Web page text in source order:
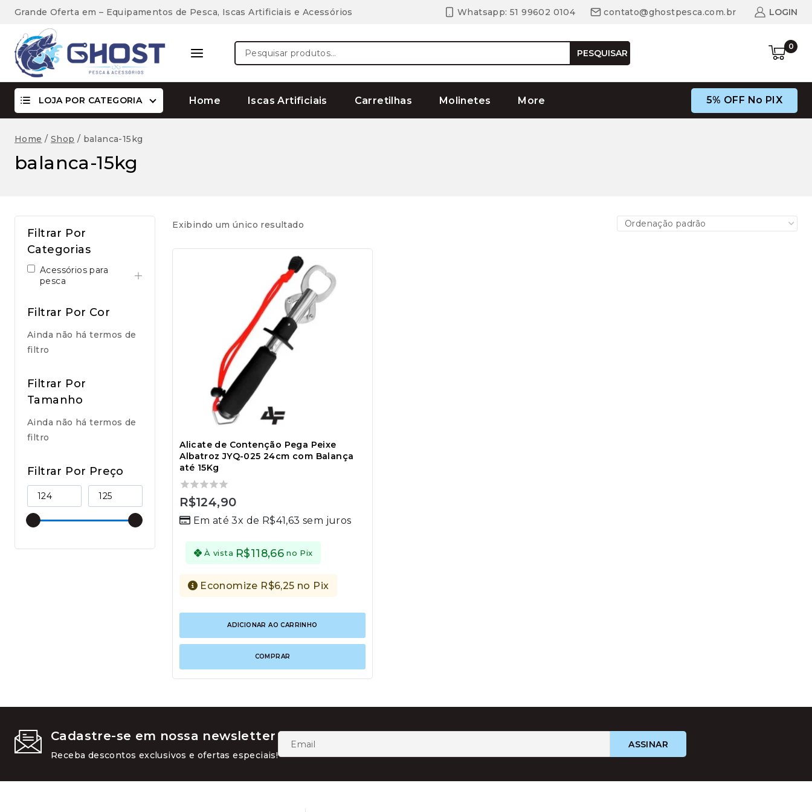
Grande Oferta em – Equipamentos de Pesca, Iscas Artificiais e Acessórios Whatsapp: 51 99602 0104 contato@ghostpesca.com.br LOGIN
Pesquisar
por:
PESQUISAR
0
LOJA POR CATEGORIA Home Iscas Artificiais Carretilhas Molinetes More 5% OFF No PIX
Home / Shop / balanca-15kg
balanca-15kg
Exibindo um único resultado
Alicate de Contenção Pega Peixe
Albatroz JYQ-025 24cm com Balança
até 15Kg
0
of
R$124,90
Em até 3x de R$41,63 sem juros
À vista R$118,66 no Pix
Economize R$6,25 no Pix
ADICIONAR AO CARRINHO
COMPRAR
Filtrar Por
Categorias
Acessórios para
pesca
Filtrar Por Cor
Ainda não há termos de
filtro
Filtrar Por
Tamanho
Ainda não há termos de
filtro
Filtrar Por Preço
Cadastre-se em nossa newsletter
Receba descontos exclusivos e ofertas especiais!